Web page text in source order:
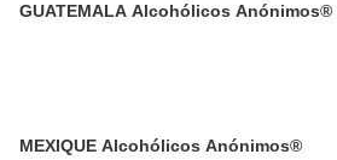
GUATEMALA Alcohólicos Anónimos®
MEXIQUE Alcohólicos Anónimos®